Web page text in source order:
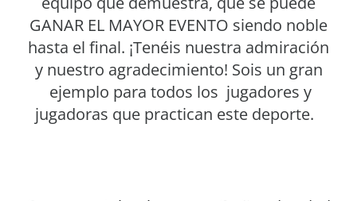
GANAR EL MAYOR EVENTO siendo noble
hasta el final. ¡Tenéis nuestra admiración
y nuestro agradecimiento! Sois un gran
ejemplo para todos los jugadores y
jugadoras que practican este deporte.